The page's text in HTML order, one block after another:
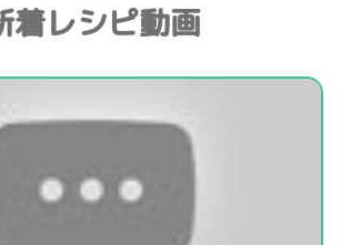
着レシピ動画